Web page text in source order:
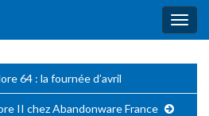
64 : la fournée d’avril
II chez Abandonware France